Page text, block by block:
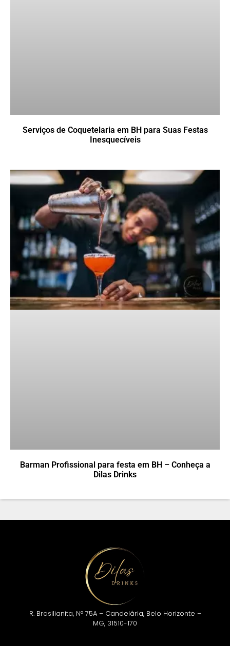
Serviços de Coquetelaria em BH para Suas Festas
Inesquecíveis
Barman Profissional para festa em BH – Conheça a
Dilas Drinks
R. Brasilianita, N° 75A – Candelária, Belo Horizonte –
MG, 31510-170